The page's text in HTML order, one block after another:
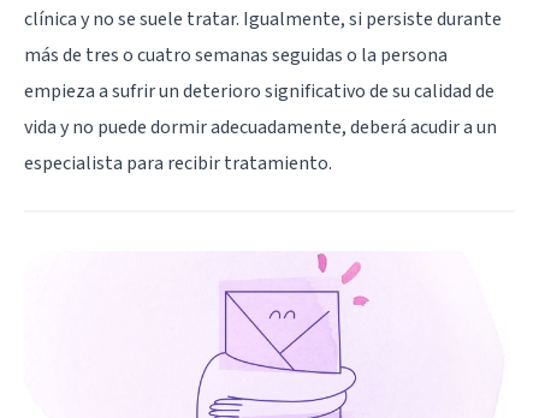
clínica y no se suele tratar. Igualmente, si persiste durante
más de tres o cuatro semanas seguidas o la persona
empieza a sufrir un deterioro significativo de su calidad de
vida y no puede dormir adecuadamente, deberá acudir a un
especialista para recibir tratamiento.